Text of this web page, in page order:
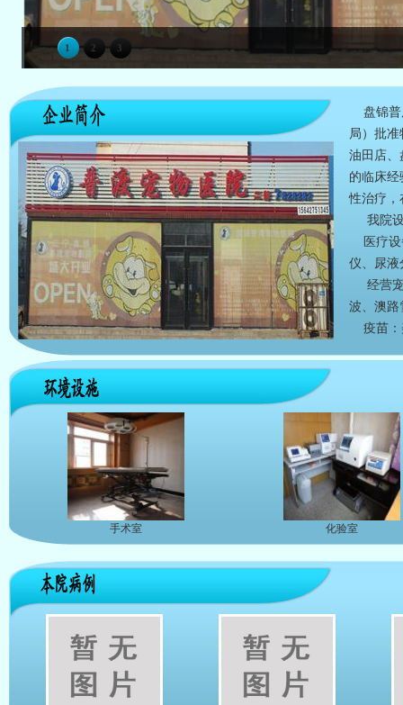
1 2 3
盘锦普
局）批
油田店、
的临床
性治疗，
我院设
医疗设
仪、尿液
经营宠
波、澳
疫苗：
手术室 化验室